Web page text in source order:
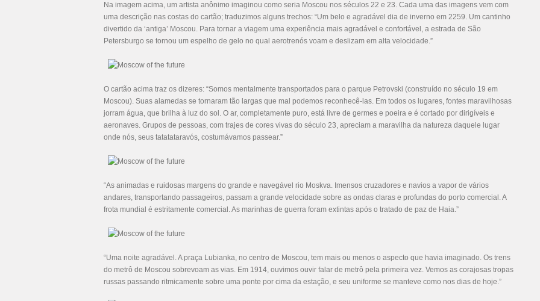
Na imagem acima, um artista anônimo imaginou como seria Moscou nos séculos 22 e 23. Cada uma das imagens vem com
uma descrição nas costas do cartão; traduzimos alguns trechos: “Um belo e agradável dia de inverno em 2259. Um cantinho
divertido da ‘antiga’ Moscou. Para tornar a viagem uma experiência mais agradável e confortável, a estrada de São
Petersburgo se tornou um espelho de gelo no qual aerotrenós voam e deslizam em alta velocidade.”
O cartão acima traz os dizeres: “Somos mentalmente transportados para o parque Petrovski (construído no século 19 em
Moscou). Suas alamedas se tornaram tão largas que mal podemos reconhecê-las. Em todos os lugares, fontes maravilhosas
jorram água, que brilha à luz do sol. O ar, completamente puro, está livre de germes e poeira e é cortado por dirigíveis e
aeronaves. Grupos de pessoas, com trajes de cores vivas do século 23, apreciam a maravilha da natureza daquele lugar
onde nós, seus tatatataravós, costumávamos passear.”
“As animadas e ruidosas margens do grande e navegável rio Moskva. Imensos cruzadores e navios a vapor de vários
andares, transportando passageiros, passam a grande velocidade sobre as ondas claras e profundas do porto comercial. A
frota mundial é estritamente comercial. As marinhas de guerra foram extintas após o tratado de paz de Haia.”
“Uma noite agradável. A praça Lubianka, no centro de Moscou, tem mais ou menos o aspecto que havia imaginado. Os trens
do metrô de Moscou sobrevoam as vias. Em 1914, ouvimos ouvir falar de metrô pela primeira vez. Vemos as corajosas tropas
russas passando ritmicamente sobre uma ponte por cima da estação, e seu uniforme se manteve como nos dias de hoje.”